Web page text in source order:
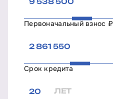
Первоначальный взнос ₽
Срок кредита
ЛЕТ